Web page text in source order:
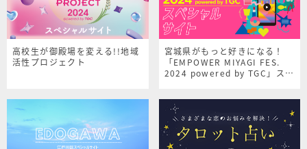
高校生が御殿場を変える!!地域
活性プロジェクト
宮城県がもっと好きになる！
「EMPOWER MIYAGI FES.
2024 powered by TGC」スペ